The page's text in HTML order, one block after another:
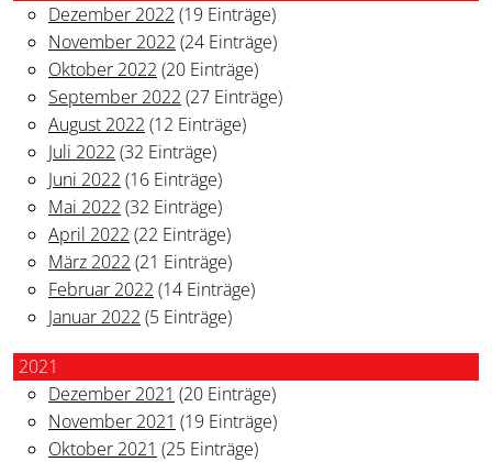
Dezember 2022 (19 Einträge)
November 2022 (24 Einträge)
Oktober 2022 (20 Einträge)
September 2022 (27 Einträge)
August 2022 (12 Einträge)
Juli 2022 (32 Einträge)
Juni 2022 (16 Einträge)
Mai 2022 (32 Einträge)
April 2022 (22 Einträge)
März 2022 (21 Einträge)
Februar 2022 (14 Einträge)
Januar 2022 (5 Einträge)
2021
Dezember 2021 (20 Einträge)
November 2021 (19 Einträge)
Oktober 2021 (25 Einträge)